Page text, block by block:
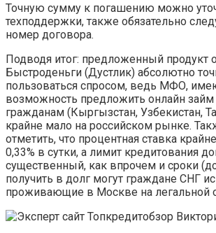
Точную сумму к погашению можно
техподдержки, также обязательно
номер договора.
Подводя итог: предложенный продукт
Быстроденьги (Дустлик) абсолютно
пользоваться спросом, ведь МФО,
возможность предложить онлайн
гражданам (Кыргызстан, Узбекистан,
крайне мало на российском рынке.
отметить, что процентная ставка
0,33% в сутки, а лимит кредитования
существенный, как впрочем и сроки
получить в долг могут граждане СНГ
проживающие в Москве на легальной